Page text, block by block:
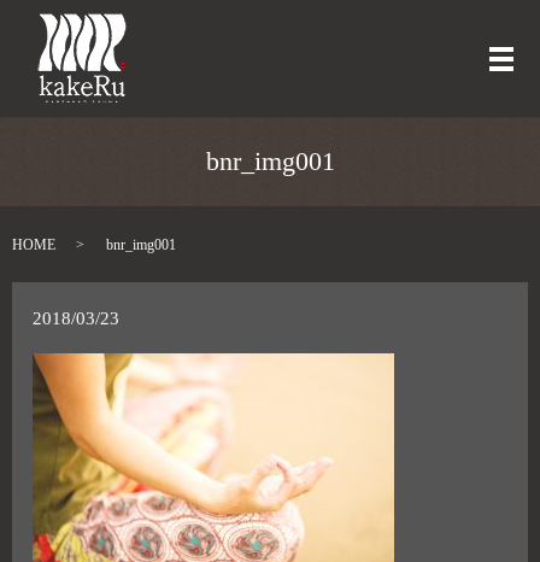
メ
bnr_img001
HOME bnr_img001
2018/03/23